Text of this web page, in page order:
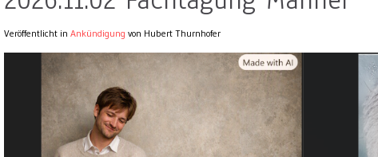
Veröffentlicht in Ankündigung von Hubert Thurnhofer